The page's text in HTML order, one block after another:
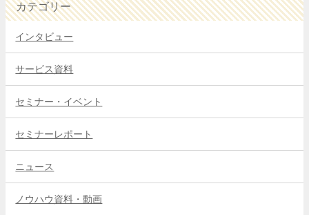
カテゴリー
インタビュー
サービス資料
セミナー・イベント
セミナーレポート
ニュース
ノウハウ資料・動画